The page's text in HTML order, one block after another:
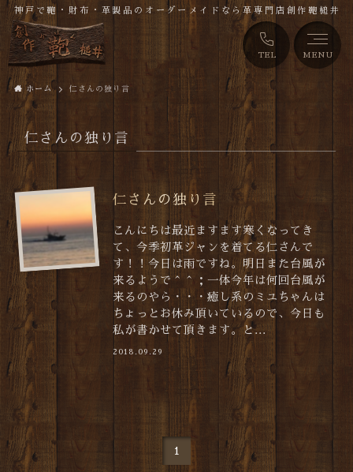
TEL MENU
神戸で鞄・財布・革製品のオーダーメイドなら革専門店創作鞄槌井
ホーム 仁さんの独り言
仁さんの独り言
仁さんの独り言
こんにちは最近ますます寒くなってき
て、今季初革ジャンを着てる仁さんで
す！！今日は雨ですね。明日また台風が
来るようで＾＾；一体今年は何回台風が
来るのやら・・・癒し系のミユちゃんは
ちょっとお休み頂いているので、今日も
私が書かせて頂きます。と...
2018.09.29
1